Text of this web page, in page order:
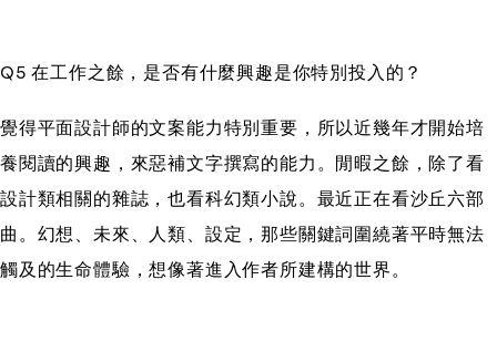
Q5 在工作之餘，是否有什麼興趣是你特別投入的？
覺得平面設計師的文案能力特別重要，所以近幾年才開始培
養閱讀的興趣，來惡補文字撰寫的能力。閒暇之餘，除了看
設計類相關的雜誌，也看科幻類小說。最近正在看沙丘六部
曲。幻想、未來、人類、設定，那些關鍵詞圍繞著平時無法
觸及的生命體驗，想像著進入作者所建構的世界。